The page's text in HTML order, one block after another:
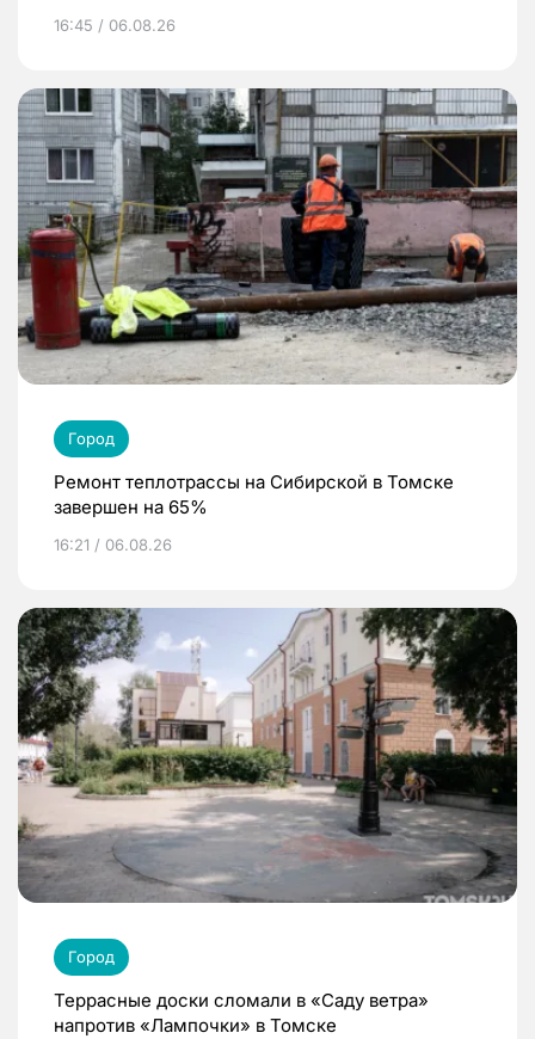
16:45 / 06.08.26
Город
Ремонт теплотрассы на Сибирской в Томске
завершен на 65%
16:21 / 06.08.26
Город
Террасные доски сломали в «Саду ветра»
напротив «Лампочки» в Томске